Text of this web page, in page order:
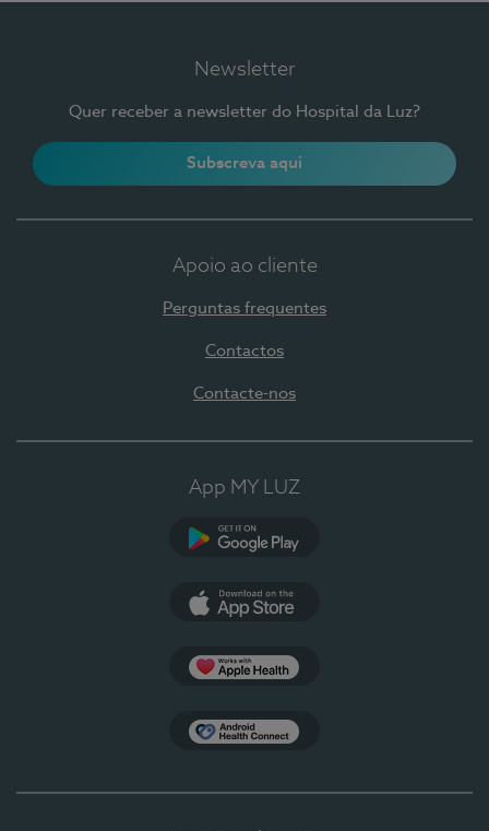
Newsletter
Quer receber a newsletter do Hospital da Luz?
Subscreva aqui
Apoio ao cliente
Perguntas frequentes
Contactos
Contacte-nos
App MY LUZ